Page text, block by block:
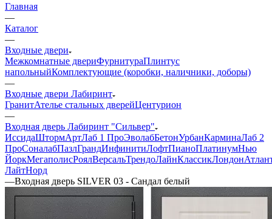
Главная
—
Каталог
—
Входные двери
Межкомнатные двериФурнитураПлинтус
напольныйКомплектующие (коробки, наличники, доборы)
—
Входные двери Лабиринт
ГранитАтелье стальных дверейЦентурион
—
Входная дверь Лабиринт "Сильвер"
ИссидаШтормАртЛаб 1 ПроЭволабБетонУрбанКарминаЛаб 2
ПроСоналабПазлГрандИнфинитиЛофтПианоПлатинумНью
ЙоркМегаполисРоялВерсальТрендоЛайнКлассикЛондон
ЛайтНорд
—Входная дверь SILVER 03 - Сандал белый